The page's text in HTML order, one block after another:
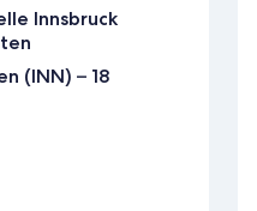
Innsbruck
(INN) – 18